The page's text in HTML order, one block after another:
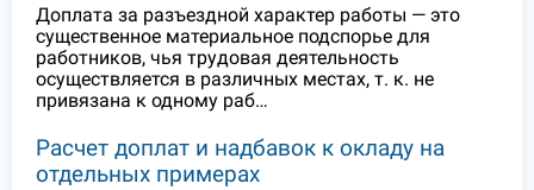
Доплата за разъездной характер работы — это
существенное материальное подспорье для
работников, чья трудовая деятельность
осуществляется в различных местах, т. к. не
привязана к одному раб…
Расчет доплат и надбавок к окладу на
отдельных примерах